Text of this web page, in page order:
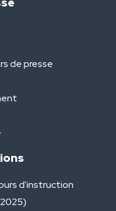
de presse
d'instruction